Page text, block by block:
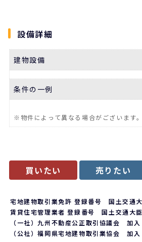
設備詳細
建物設備
条件の一例
※物件によって異なる場合がございます。
買いたい 売りたい
宅地建物取引業免許 登録番号 国土交通
賃貸住宅管理業者 登録番号 国土交通大
（一社）九州不動産公正取引協議会 加入
（公社）福岡県宅地建物取引業協会 加入